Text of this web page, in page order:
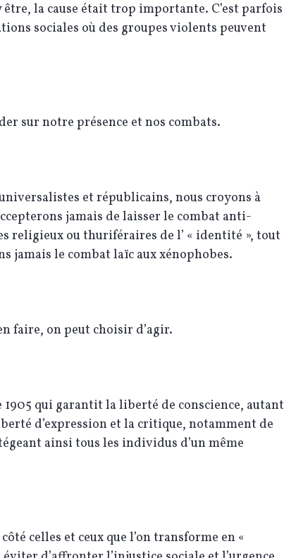
la cause était trop importante. C’est parfois
sociales où des groupes violents peuvent
sur notre présence et nos combats.
et républicains, nous croyons à
jamais de laisser le combat anti-
religieux ou thuriféraires de l’ « identité », tout
jamais le combat laïc aux xénophobes.
faire, on peut choisir d’agir.
qui garantit la liberté de conscience, autant
d’expression et la critique, notamment de
ainsi tous les individus d’un même
celles et ceux que l’on transforme en «